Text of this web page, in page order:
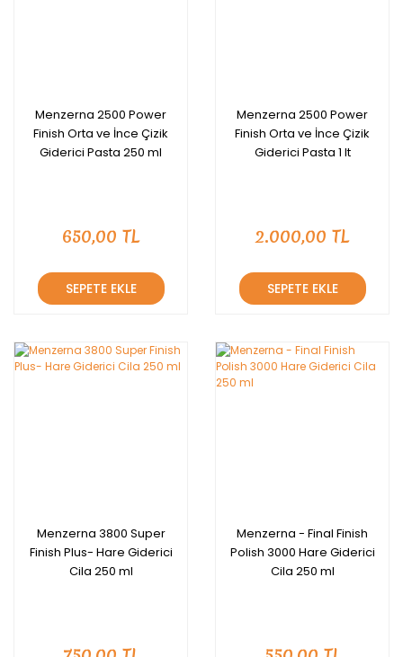
Menzerna 2500 Power
Finish Orta ve İnce Çizik
Giderici Pasta 250 ml
650,00 TL
SEPETE EKLE
Menzerna 2500 Power
Finish Orta ve İnce Çizik
Giderici Pasta 1 lt
2.000,00 TL
SEPETE EKLE
Menzerna 3800 Super
Finish Plus- Hare Giderici
Cila 250 ml
Menzerna - Final Finish
Polish 3000 Hare Giderici
Cila 250 ml